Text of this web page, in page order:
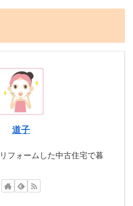
道子
フォームした中古住宅で暮